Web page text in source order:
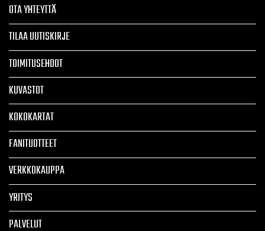
OTA YHTEYTTÄ
TILAA UUTISKIRJE
TOIMITUSEHDOT
KUVASTOT
KOKOKARTAT
FANITUOTTEET
VERKKOKAUPPA
YRITYS
PALVELUT